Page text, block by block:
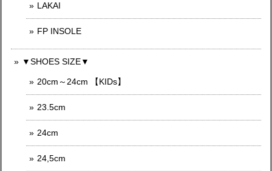
LAKAI
FP INSOLE
▼SHOES SIZE▼
20cm～24cm 【KIDs】
23.5cm
24cm
24,5cm